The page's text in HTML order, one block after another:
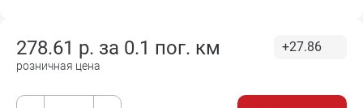
278.61 р. за 0.1 пог. км
розничная цена
+27.86